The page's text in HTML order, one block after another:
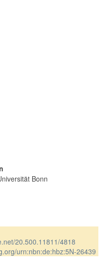
Bonn
20.500.11811/4818
urn:nbn:de:hbz:5N-26439